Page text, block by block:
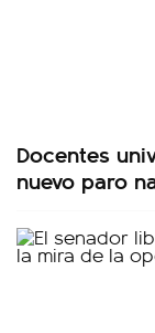
Docentes
nuevo paro